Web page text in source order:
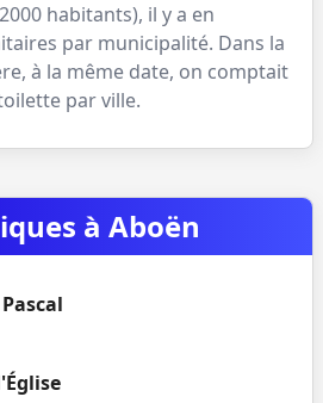
habitants), il y a en
par municipalité. Dans la
à la même date, on comptait
par ville.
à Aboën